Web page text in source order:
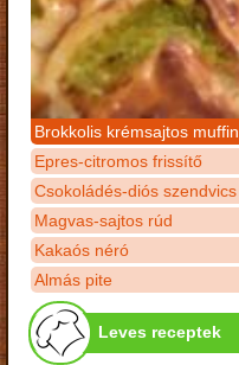
Brokkolis krémsajtos muffin
Epres-citromos frissítő
Csokoládés-diós szendvics
Magvas-sajtos rúd
Kakaós néró
Almás pite
Leves receptek